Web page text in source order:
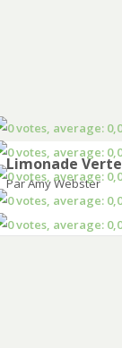
Limonade Verte
Par Amy Webster